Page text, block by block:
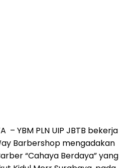
– YBM PLN UIP JBTB bekerja
Barbershop mengadakan
“Cahaya Berdaya” yang